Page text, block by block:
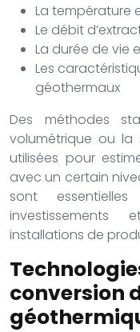
La température
Le débit
La durée de vie
Les
géothermaux
Des méthodes
volumétrique ou la
utilisées pour
avec un certain
sont
installations de
conversion